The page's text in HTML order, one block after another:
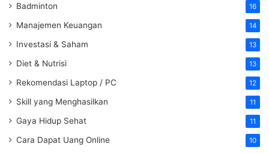
Badminton 16
Manajemen Keuangan 14
Investasi & Saham 13
Diet & Nutrisi 13
Rekomendasi Laptop / PC 12
Skill yang Menghasilkan 11
Gaya Hidup Sehat 11
Cara Dapat Uang Online 10